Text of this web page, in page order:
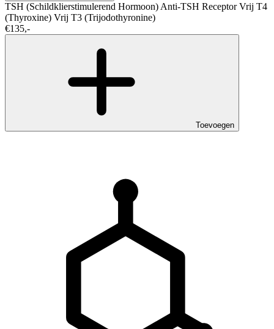
TSH (Schildklierstimulerend Hormoon) Anti-TSH ReceptorVrij T4
(Thyroxine) Vrij T3 (Trijodothyronine)
€135,-
Toevoegen